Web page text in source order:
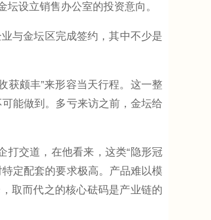
设立销售办公室的投资意向。
与金坛区完成签约，其中不少是
颇丰”来形容当天行程。这一整
能做到。多亏来访之前，金坛给
交道，在他看来，这类“隐形冠
定配套的要求极高。产品难以模
取而代之的核心砝码是产业链的